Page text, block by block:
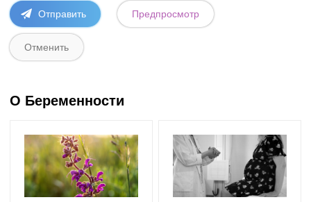
О Беременности